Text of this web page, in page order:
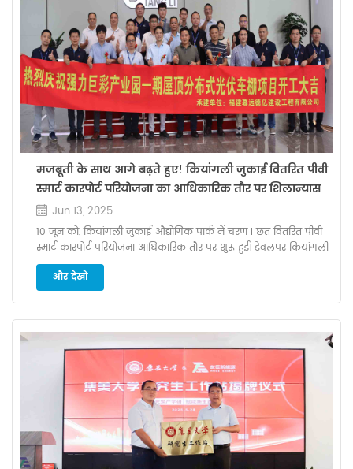
मजबूती के साथ आगे बढ़ते हुए! कियांगली जुकाई वितरित पीवी
स्मार्ट कारपोर्ट परियोजना का आधिकारिक तौर पर शिलान्यास
Jun 13, 2025
10 जून को, कियांगली जुकाई औद्योगिक पार्क में चरण I छत वितरित पीवी
स्मार्ट कारपोर्ट परियोजना आधिकारिक तौर पर शुरू हुई। डेवलपर कियांगली
जुकाई, निर्माण ठेकेदार सहित सभी संबंधित पक्षों के प्रतिनिधि एम भव्यता सी
निर्माण इ इंजीनियरिंग और डिजाइन संस्थान सीईसीआई 11वें डिजाइन
संस्थान के प्रतिनिधि इस हरित ऊर्जा परियोजना के शुभारंभ का गवाह बनने
जिसकी कुल स्थापित क्षमता है 3.596 मेगावाट .के तहत संचालन “ग्रिड को
भेजी गई अतिरिक्त बिजली के साथ स्वयं उपभोग” मॉडल के अनुसार,
परियोजना से लगभग उत्पादन की उम्मीद है प्रतिवर्ष 3.9 मिलियन kWh
बिजली , साथ 25 साल के जीवन चक्र में कुल राजस्व 75 मिलियन RMB
तक पहुंचने का अनुमान है यह प्रणाली जुलाई के अंत तक ग्रिड से जुड़
जाएगी तथा अगस्त में अंतिम स्वीकृति मिल जाएगी। भूमिपूजन समारोह में,
कियांगली जुकाई के परियोजना नेता श्री लियू वेई ने जोर देकर कहा: “ हमें
सुरक्षा को सर्वप्रथम, गुणवत्ता को आधार मानकर तथा पारदर्शिता के साथ
और देखो